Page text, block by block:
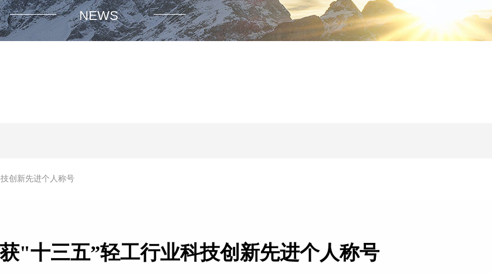
NEWS
创新先进个人称号
"十三五”轻工行业科技创新先进个人称号